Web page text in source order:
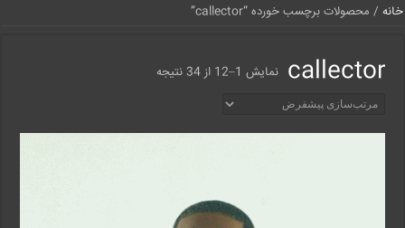
خانه / محصولات برچسب خورده “callector”
callector نمایش 1–12 از 34 نتیجه